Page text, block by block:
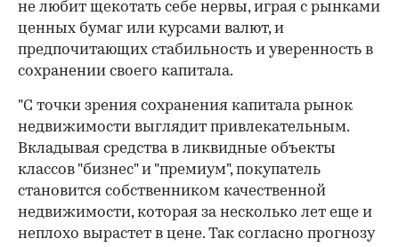
не любит щекотать себе нервы, играя с рынками
ценных бумаг или курсами валют, и
предпочитающих стабильность и уверенность в
сохранении своего капитала.
"С точки зрения сохранения капитала рынок
недвижимости выглядит привлекательным.
Вкладывая средства в ликвидные объекты
классов "бизнес" и "премиум", покупатель
становится собственником качественной
недвижимости, которая за несколько лет еще и
неплохо вырастет в цене. Так согласно прогнозу